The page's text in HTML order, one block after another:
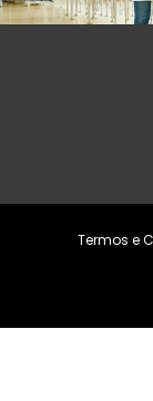
Termos e